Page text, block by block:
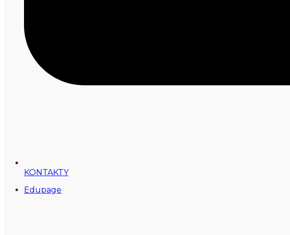
KONTAKTY
Edupage